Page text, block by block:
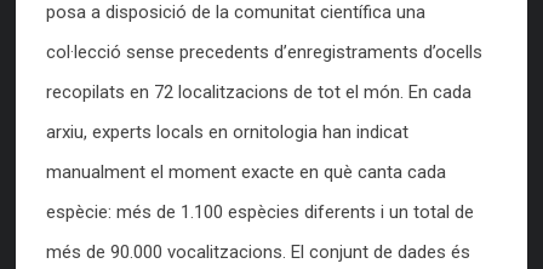
posa a disposició de la comunitat científica una
col·lecció sense precedents d’enregistraments d’ocells
recopilats en 72 localitzacions de tot el món. En cada
arxiu, experts locals en ornitologia han indicat
manualment el moment exacte en què canta cada
espècie: més de 1.100 espècies diferents i un total de
més de 90.000 vocalitzacions. El conjunt de dades és